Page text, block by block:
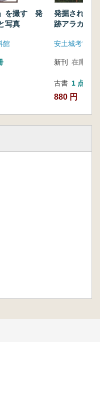
と食べる梅」
」を撮す 発
写真
館
発掘された
跡アラカルト
安土城考古博
新刊 在庫なし
古書 1 点
880 円